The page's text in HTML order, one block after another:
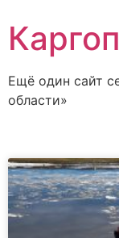
Ещё один сайт
области»